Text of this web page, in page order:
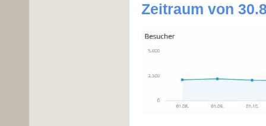
Zeitraum von